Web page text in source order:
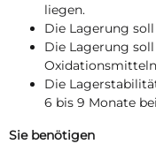
liegen.
Die Lagerung
Die Lagerung
Die
6 bis 9 Monate
Sie benötigen